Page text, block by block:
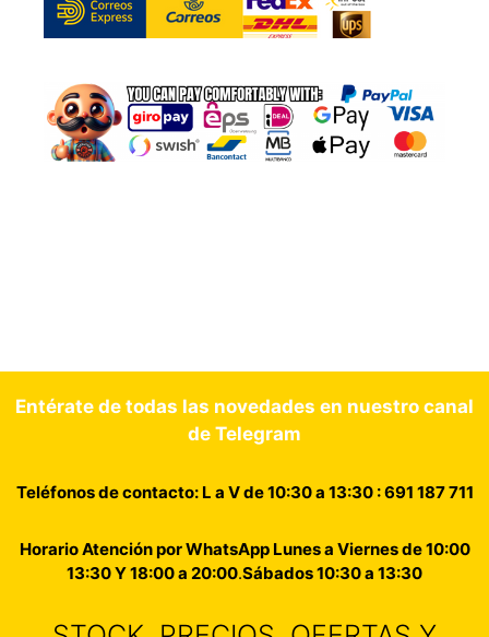
Entérate de todas las novedades en nuestro canal
de Telegram
Teléfonos de contacto: L a V de 10:30 a 13:30 : 691 187 711
Horario Atención por WhatsApp Lunes a Viernes de 10:00
13:30 Y 18:00 a 20:00.Sábados 10:30 a 13:30